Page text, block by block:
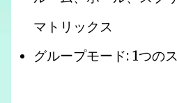
マトリックス
グループモード: 1つの